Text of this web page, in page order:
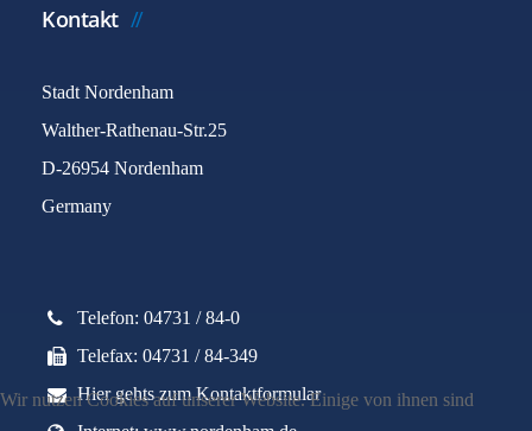
Kontakt
Stadt Nordenham
Walther-Rathenau-Str.25
D-26954 Nordenham
Germany
Telefon: 04731 / 84-0
Telefax: 04731 / 84-349
Hier gehts zum Kontaktformular
Wir nutzen Cookies auf unserer Website. Einige von ihnen sind